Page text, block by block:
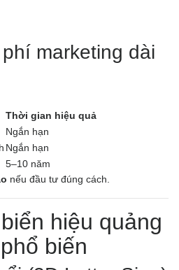
marketing dài
Thời gian hiệu quả
Ngắn hạn
Ngắn hạn
5–10 năm
nếu đầu tư đúng cách.
hiệu quảng
biến